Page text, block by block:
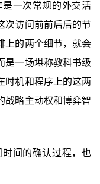
一次常规的外交活
次访问前前后后的节
上的两个细节，就会
是一场堪称教科书级
时机和程序上的这两
战略主动权和博弈智
间的确认过程，也